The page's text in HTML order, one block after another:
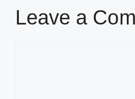
Leave a